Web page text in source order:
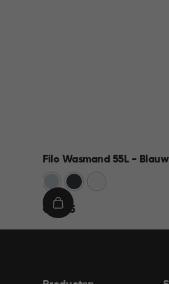
Filo Wasmand 55L - Blauw
BlauwAntraciet
€€ 21,95
IN